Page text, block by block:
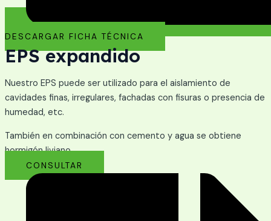
DESCARGAR FICHA TÉCNICA
EPS expandido
Nuestro EPS puede ser utilizado para el aislamiento de
cavidades finas, irregulares, fachadas con fisuras o presencia de
humedad, etc.
También en combinación con cemento y agua se obtiene
hormigón liviano.
CONSULTAR